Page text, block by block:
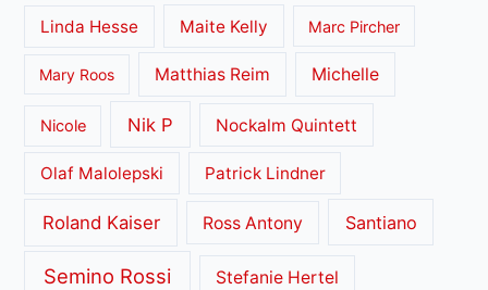
Linda Hesse Maite Kelly Marc Pircher
Mary Roos Matthias Reim Michelle
Nicole Nik P Nockalm Quintett
Olaf Malolepski Patrick Lindner
Roland Kaiser Ross Antony Santiano
Semino Rossi Stefanie Hertel